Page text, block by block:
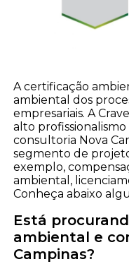
A certificação
ambiental dos
empresariais. A
alto
consultoria Nova
segmento de
exemplo,
ambiental,
Conheça abaixo
Está
ambiental e
Campinas?